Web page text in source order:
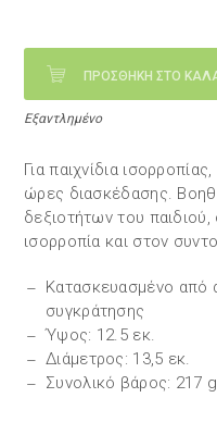
ΠΡΟΣΘΗΚΗ ΣΤΟ
Εξαντλημένο
Για παιχνίδια
ώρες διασκέδασης.
δεξιοτήτων του
ισορροπία και στον
Κατασκευασμένο από
συγκράτησης
Ύψος: 12.5 εκ.
Διάμετρος: 13,5 εκ.
Συνολικό βάρος: 217 g